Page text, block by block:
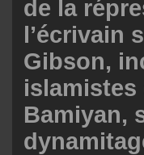
de la
l’écrivain
Gibson,
islamistes
Bamiyan,